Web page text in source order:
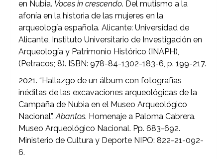
en Nubia. Voces in crescendo. Del mutismo a la
afonía en la historia de las mujeres en la
arqueología española. Alicante: Universidad de
Alicante, Instituto Universitario de Investigación en
Arqueología y Patrimonio Histórico (INAPH),
(Petracos; 8). ISBN: 978-84-1302-183-6, p. 199-217.
2021. “Hallazgo de un álbum con fotografías
inéditas de las excavaciones arqueológicas de la
Campaña de Nubia en el Museo Arqueológico
Nacional”.Abantos. Homenaje a Paloma Cabrera.
Museo Arqueológico Nacional. Pp. 683-692.
Ministerio de Cultura y Deporte NIPO: 822-21-092-
6.